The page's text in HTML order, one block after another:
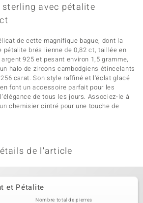
sterling avec pétalite
de cette magnifique bague, dont la
pétalite brésilienne de 0,82 ct, taillée en
925 et pesant environ 1,5 gramme,
halo de zircons cambodgiens étincelants
carat. Son style raffiné et l'éclat glacé
font un accessoire parfait pour les
de tous les jours. Associez-le à
chemisier cintré pour une touche de
de l'article
et Pétalite
Nombre total de pierres